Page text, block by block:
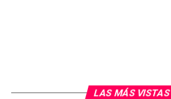
LAS MÁS VISTAS